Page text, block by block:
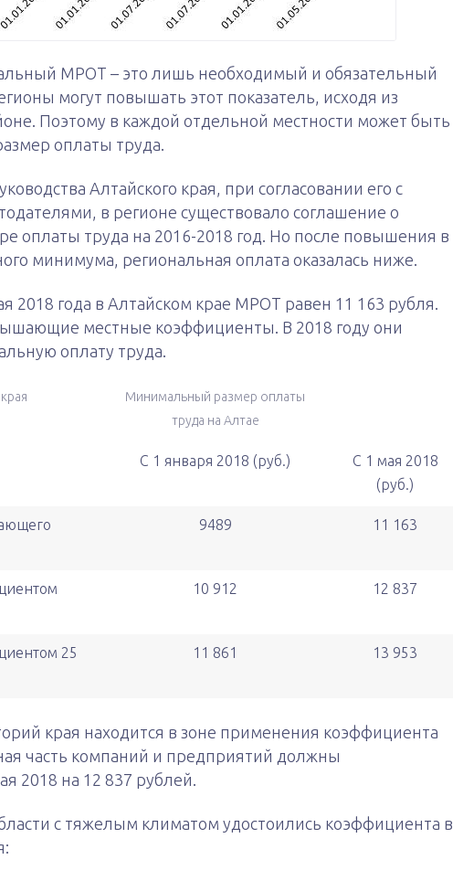
МРОТ – это лишь необходимый и обязательный
могут повышать этот показатель, исходя из
Поэтому в каждой отдельной местности может быть
оплаты труда.
Алтайского края, при согласовании его с
в регионе существовало соглашение о
оплаты труда на 2016-2018 год. Но после повышения в
минимума, региональная оплата оказалась ниже.
2018 года в Алтайском крае МРОТ равен 11 163 рубля.
местные коэффициенты. В 2018 году они
оплату труда.
Минимальный размер оплаты
труда на Алтае
С 1 января 2018 (руб.)
С 1 мая 2018
(руб.)
9489 11 163
10 912 12 837
25
11 861 13 953
края находится в зоне применения коэффициента
часть компаний и предприятий должны
2018 на 12 837 рублей.
с тяжелым климатом удостоились коэффициента в